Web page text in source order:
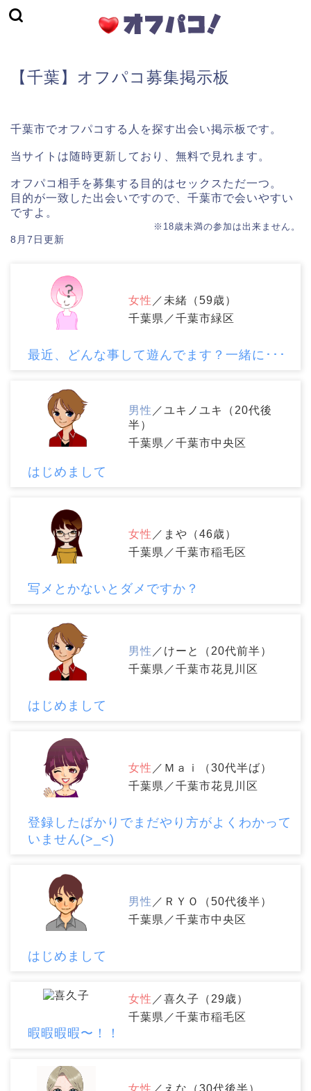
【千葉】オフパコ募集掲示板
千葉市でオフパコする人を探す出会い掲示板です。
当サイトは随時更新しており、無料で見れます。
オフパコ相手を募集する目的はセックスただ一つ。
目的が一致した出会いですので、千葉市で会いやすい
ですよ。
※18歳未満の参加は出来ません。
8月7日更新
女性 ／未緒（59歳）
千葉県／千葉市緑区
最近、どんな事して遊んでます？一緒に･･･
男性 ／ユキノユキ（20代後
半）
千葉県／千葉市中央区
はじめまして
女性 ／まや（46歳）
千葉県／千葉市稲毛区
写メとかないとダメですか？
男性 ／けーと（20代前半）
千葉県／千葉市花見川区
はじめまして
女性 ／Ｍａｉ（30代半ば）
千葉県／千葉市花見川区
登録したばかりでまだやり方がよくわかって
いません(>_<)
男性 ／ＲＹＯ（50代後半）
千葉県／千葉市中央区
はじめまして
女性 ／喜久子（29歳）
千葉県／千葉市稲毛区
暇暇暇暇〜！！
女性 ／えな（30代後半）